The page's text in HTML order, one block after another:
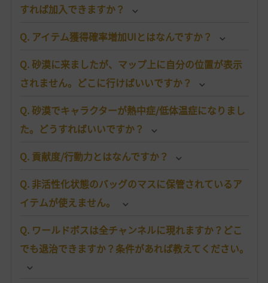
すれば加入できますか？
Q. アイテム獲得確率増加UIとはなんですか？
Q. 砂漠に来ましたが、マップ上に自分の位置が表示
されません。どこに行けばいいですか？
Q. 砂漠でキャラクターが熱中症/低体温症になりまし
た。どうすればいいですか？
Q. 貢献度/行動力とはなんですか？
Q. 非活性化状態のバッグのマスに保管されているア
イテムが使えません。
Q. ワールドボスは全チャンネルに現れますか？どこ
でも退治できますか？条件があれば教えてください。